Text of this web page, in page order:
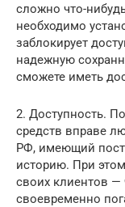
сложно что-
необходимо
заблокирует
надежную
сможете иметь
2. Доступность.
средств вправе
РФ, имеющий
историю. При
своих клиентов
своевременно